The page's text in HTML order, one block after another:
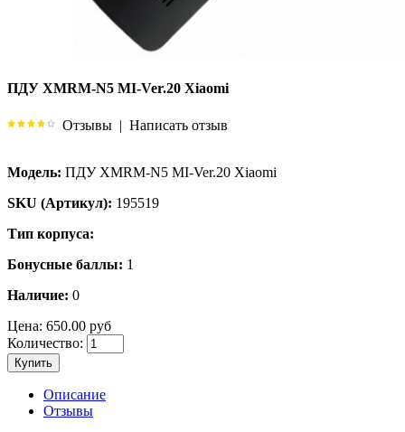
ПДУ XMRM-N5 MI-Ver.20 Xiaomi
Отзывы | Написать отзыв
Модель: ПДУ XMRM-N5 MI-Ver.20 Xiaomi
SKU (Артикул): 195519
Тип корпуса:
Бонусные баллы: 1
Наличие: 0
Цена: 650.00 руб
Количество:
Купить
Описание
Отзывы